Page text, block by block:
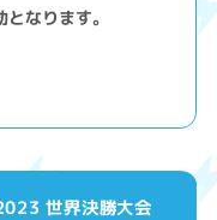
なります。
世界決勝大会